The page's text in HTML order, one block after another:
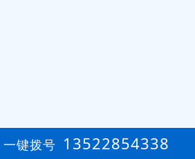
一键拨号 13522854338